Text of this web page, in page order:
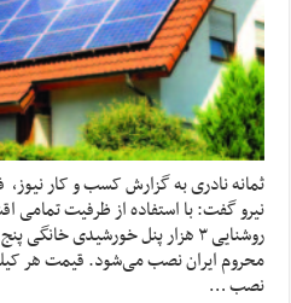
ثمانه نادری به گزارش کسب و کار
‌نیرو گفت: با استفاده از ظرفیت تمامی
محروم ایران نصب می‌شود. قیمت هر
نصب …